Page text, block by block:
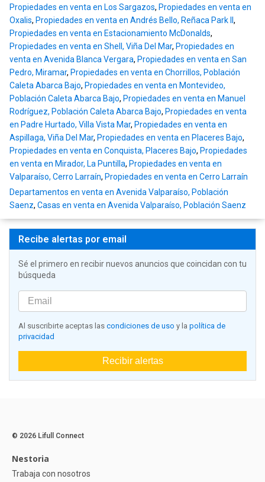
Propiedades en venta en Los Sargazos, Propiedades en venta en
Oxalis, Propiedades en venta en Andrés Bello, Reñaca Park II ,
Propiedades en venta en Estacionamiento McDonalds,
Propiedades en venta en Shell, Viña Del Mar, Propiedades en
venta en Avenida Blanca Vergara, Propiedades en venta en San
Pedro, Miramar, Propiedades en venta en Chorrillos, Población
Caleta Abarca Bajo, Propiedades en venta en Montevideo,
Población Caleta Abarca Bajo, Propiedades en venta en Manuel
Rodríguez, Población Caleta Abarca Bajo, Propiedades en venta
en Padre Hurtado, Villa Vista Mar, Propiedades en venta en
Aspillaga, Viña Del Mar, Propiedades en venta en Placeres Bajo,
Propiedades en venta en Conquista, Placeres Bajo, Propiedades
en venta en Mirador, La Puntilla, Propiedades en venta en
Valparaíso, Cerro Larraín, Propiedades en venta en Cerro Larraín
Departamentos en venta en Avenida Valparaíso, Población
Saenz, Casas en venta en Avenida Valparaíso, Población Saenz
Recibe alertas por email
Sé el primero en recibir nuevos anuncios que coincidan con tu
búsqueda
Al suscribirte aceptas las condiciones de uso y la política de
privacidad
Recibir alertas
© 2026 Lifull Connect
Nestoria
Trabaja con nosotros